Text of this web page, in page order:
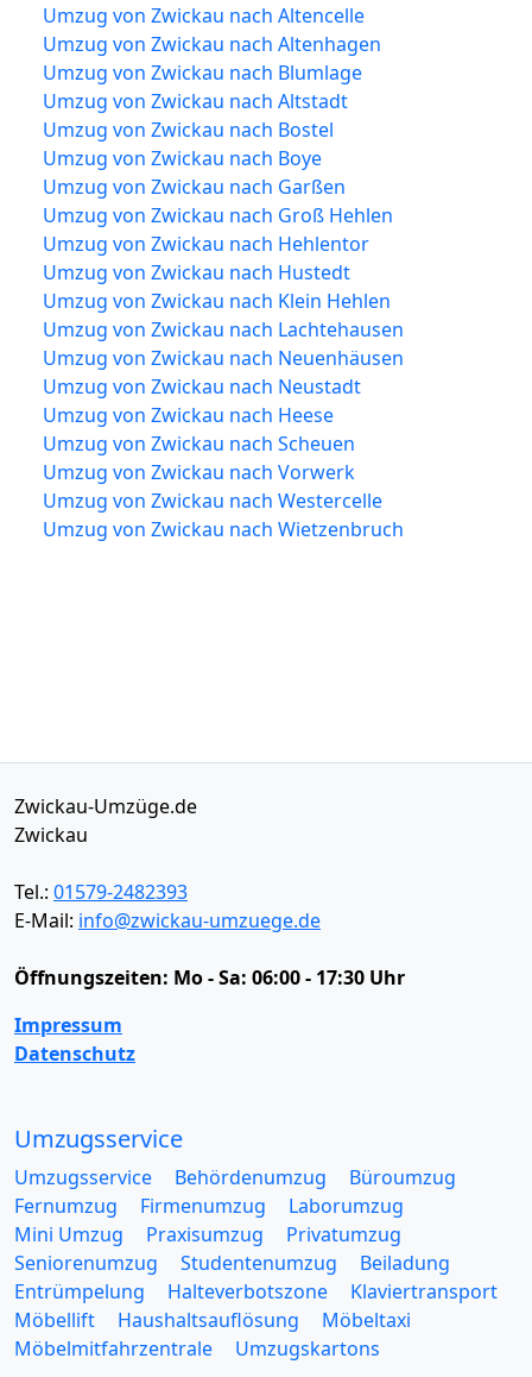
Umzug von Zwickau nach Altencelle
Umzug von Zwickau nach Altenhagen
Umzug von Zwickau nach Blumlage
Umzug von Zwickau nach Altstadt
Umzug von Zwickau nach Bostel
Umzug von Zwickau nach Boye
Umzug von Zwickau nach Garßen
Umzug von Zwickau nach Groß Hehlen
Umzug von Zwickau nach Hehlentor
Umzug von Zwickau nach Hustedt
Umzug von Zwickau nach Klein Hehlen
Umzug von Zwickau nach Lachtehausen
Umzug von Zwickau nach Neuenhäusen
Umzug von Zwickau nach Neustadt
Umzug von Zwickau nach Heese
Umzug von Zwickau nach Scheuen
Umzug von Zwickau nach Vorwerk
Umzug von Zwickau nach Westercelle
Umzug von Zwickau nach Wietzenbruch
Zwickau-Umzüge.de
Zwickau
Tel.: 01579-2482393
E-Mail: info@zwickau-umzuege.de
Öffnungszeiten: Mo - Sa: 06:00 - 17:30 Uhr
Impressum
Datenschutz
Umzugsservice
Umzugsservice Behördenumzug
Büroumzug
Fernumzug
Firmenumzug
Laborumzug
Mini Umzug
Praxisumzug
Privatumzug
Seniorenumzug
Studentenumzug
Beiladung
Entrümpelung
Halteverbotszone
Klaviertransport
Möbellift
Haushaltsauflösung
Möbeltaxi
Möbelmitfahrzentrale
Umzugskartons